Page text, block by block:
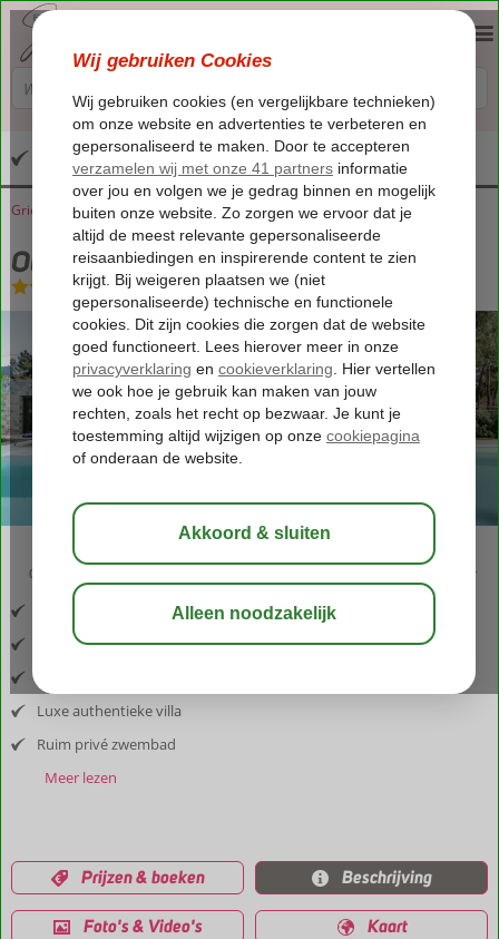
Altijd inclusief huurauto
Home
Griekenland Lesbos Plomari Ouzo Stone Villa
Ouzo Stone Villa
Logies-Villa
03:30 bewaar
Inclusief vlucht en huurauto
Gelegen bij de Ouzo hoofdstad
Luxe authentieke villa
Ruim privé zwembad
Meer lezen
Prijzen & boeken Beschrijving
Foto's & Video's Kaart